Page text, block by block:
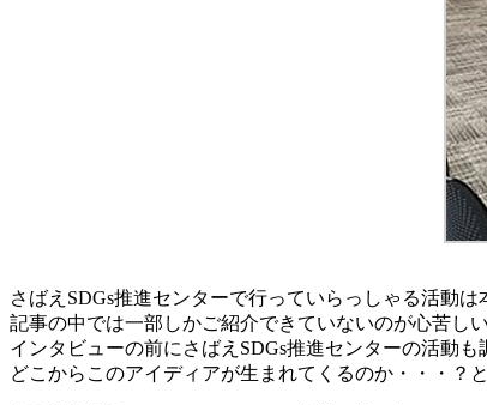
さばえSDGs推進センターで行っていらっしゃる活動は
記事の中では一部しかご紹介できていないのが心苦し
インタビューの前にさばえSDGs推進センターの活動
どこからこのアイディアが生まれてくるのか・・・？